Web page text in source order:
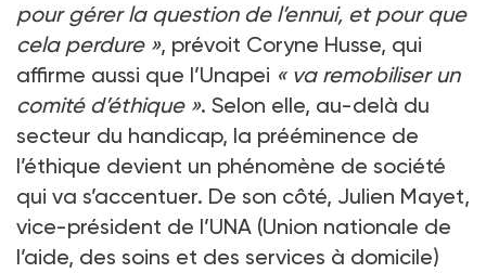
pour gérer la question de l’ennui, et pour que
cela perdure », prévoit Coryne Husse, qui
affirme aussi que l’Unapei « va remobiliser un
comité d’éthique ». Selon elle, au-delà du
secteur du handicap, la prééminence de
l’éthique devient un phénomène de société
qui va s’accentuer. De son côté, Julien Mayet,
vice-président de l’UNA (Union nationale de
l’aide, des soins et des services à domicile)